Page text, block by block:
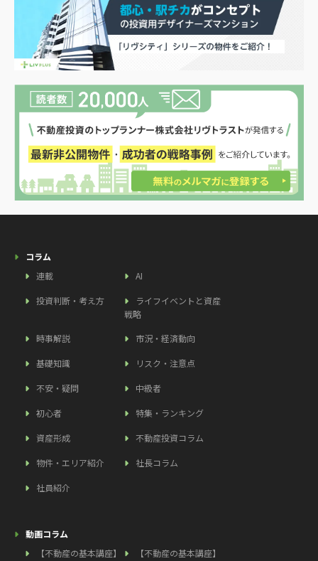
コラム
連載
AI
投資判断・考え方
ライフイベントと資産
戦略
時事解説
市況・経済動向
基礎知識 リスク・注意点
不安・疑問 中級者
初心者 特集・ランキング
資産形成 不動産投資コラム
物件・エリア紹介 社長コラム
社員紹介
動画コラム
【不動産の基本講座】
【不動産の基本講座】